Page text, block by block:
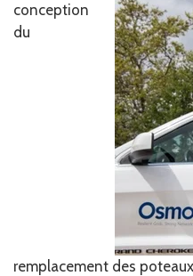
conception
du
remplacement des